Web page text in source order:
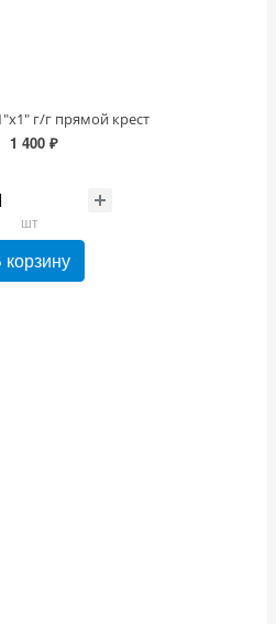
г/г прямой крест
1 400 ₽
шт
корзину